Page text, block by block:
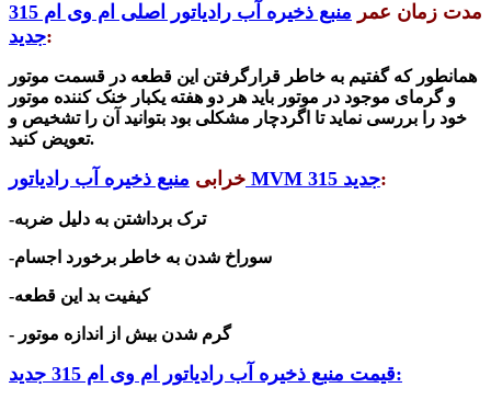
مدت زمان عمر
منبع ذخیره آب رادیاتور اصلی ام وی ام 315
جدید:
همانطور که گفتیم به خاطر قرارگرفتن این قطعه در قسمت موتور
و گرمای موجود در موتور باید هر دو هفته یکبار خنک کننده موتور
خود را بررسی نماید تا اگردچار مشکلی بود بتوانید آن را تشخیص و
تعویض کنید.
خرابی منبع ذخیره آب رادیاتور MVM 315 جدید:
-ترک برداشتن به دلیل ضربه
-سوراخ شدن به خاطر برخورد اجسام
-کیفیت بد این قطعه
- گرم شدن بیش از اندازه موتور
قیمت منبع ذخیره آب رادیاتور ام وی ام 315 جدید: